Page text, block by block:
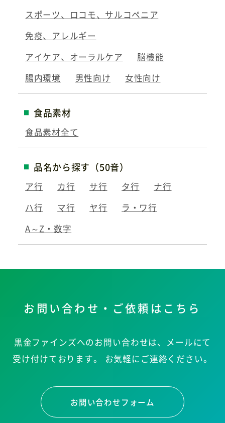
スポーツ、ロコモ、サルコペニア
免疫、アレルギー
アイケア、オーラルケア
脳機能
腸内環境
男性向け 女性向け
食品素材
食品素材全て
品名から探す（50音）
ア行 カ行 サ行 タ行
ナ行
ハ行
マ行 ヤ行
ラ・ワ行
A～Z・数字
お問い合わせ・ご依頼はこちら
黒金ファインズへのお問い合わせは、メールにて
受け付けております。
お気軽にご連絡ください。
お問い合わせフォーム